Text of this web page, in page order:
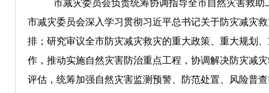
市减灾委员会负责统筹协调指导全市自然灾害救
市减灾委员会深入学习贯彻习近平总书记关于防灾减灾
排；研究审议全市防灾减灾救灾的重大政策、重大规划
作，推动实施自然灾害防治重点工程，协调解决防灾减
评估，统筹加强自然灾害监测预警、防范处置、风险普